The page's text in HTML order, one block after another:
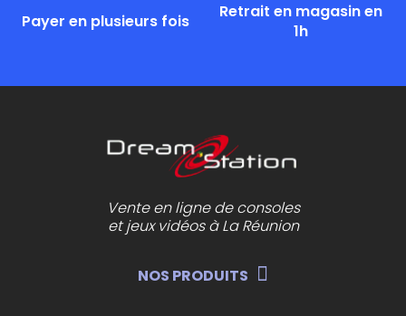
Payer en plusieurs fois
Retrait en magasin en
1h
Vente en ligne de consoles
et jeux vidéos à La Réunion
NOS PRODUITS